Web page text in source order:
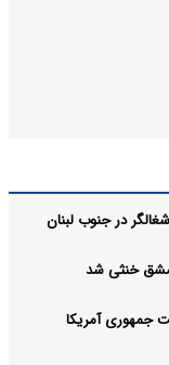
همچنان باز است
آرشیو
در جنوب لبنان
خنثی شد
جمهوری آمریکا